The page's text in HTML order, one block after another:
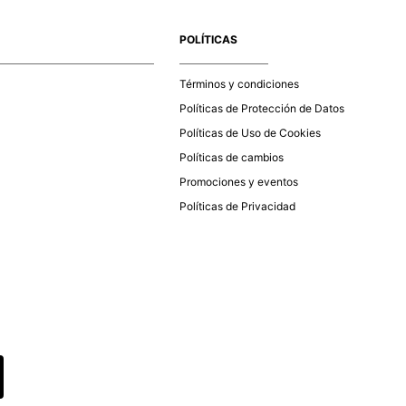
puedes ingresar al menú de “Mi cuenta - Mis Pedidos” en
POLÍTICAS
Términos y condiciones
Políticas de Protección de Datos
Políticas de Uso de Cookies
Políticas de cambios
Promociones y eventos
Políticas de Privacidad